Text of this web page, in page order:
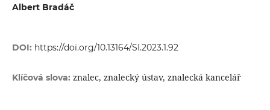
Albert Bradáč
DOI: https://doi.org/10.13164/SI.2023.1.92
Klíčová slova: znalec, znalecký ústav, znalecká kancelář